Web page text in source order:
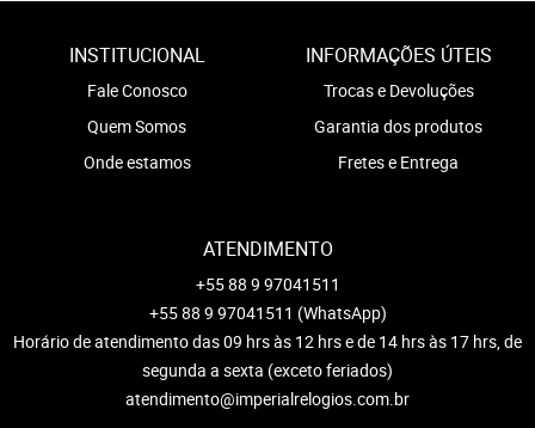
INSTITUCIONAL
Fale Conosco
Quem Somos
Onde estamos
INFORMAÇÕES ÚTEIS
Trocas e Devoluções
Garantia dos produtos
Fretes e Entrega
ATENDIMENTO
+55 88 9 97041511
+55 88 9 97041511 (WhatsApp)
Horário de atendimento das 09 hrs às 12 hrs e de 14 hrs às 17 hrs, de
segunda a sexta (exceto feriados)
atendimento@imperialrelogios.com.br